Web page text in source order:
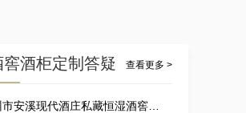
酒柜定制答疑 查看更多 >